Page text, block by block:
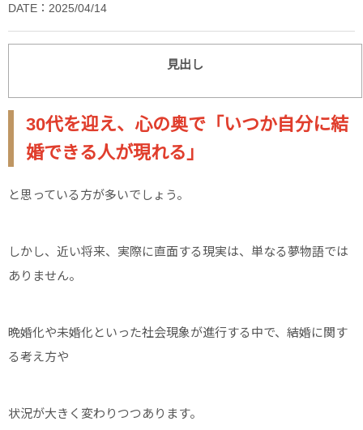
DATE：2025/04/14
見出し
30代を迎え、心の奥で「いつか自分に結
婚できる人が現れる」
と思っている方が多いでしょう。
しかし、近い将来、実際に直面する現実は、単なる夢物語では
ありません。
晩婚化や未婚化といった社会現象が進行する中で、結婚に関す
る考え方や
状況が大きく変わりつつあります。